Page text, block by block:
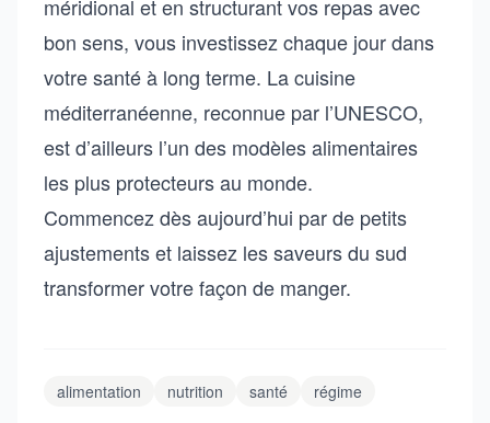
méridional et en structurant vos repas avec
bon sens, vous investissez chaque jour dans
votre santé à long terme. La cuisine
méditerranéenne, reconnue par l’UNESCO,
est d’ailleurs l’un des modèles alimentaires
les plus protecteurs au monde.
Commencez dès aujourd’hui par de petits
ajustements et laissez les saveurs du sud
transformer votre façon de manger.
alimentation nutrition santé régime